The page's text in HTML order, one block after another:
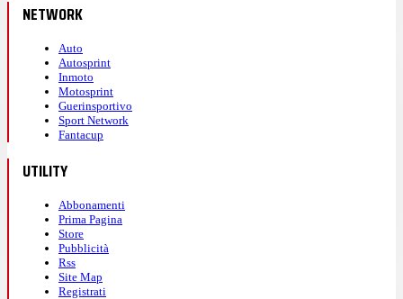
NETWORK
Auto
Autosprint
Inmoto
Motosprint
Guerinsportivo
Sport Network
Fantacup
UTILITY
Abbonamenti
Prima Pagina
Store
Pubblicità
Rss
Site Map
Registrati